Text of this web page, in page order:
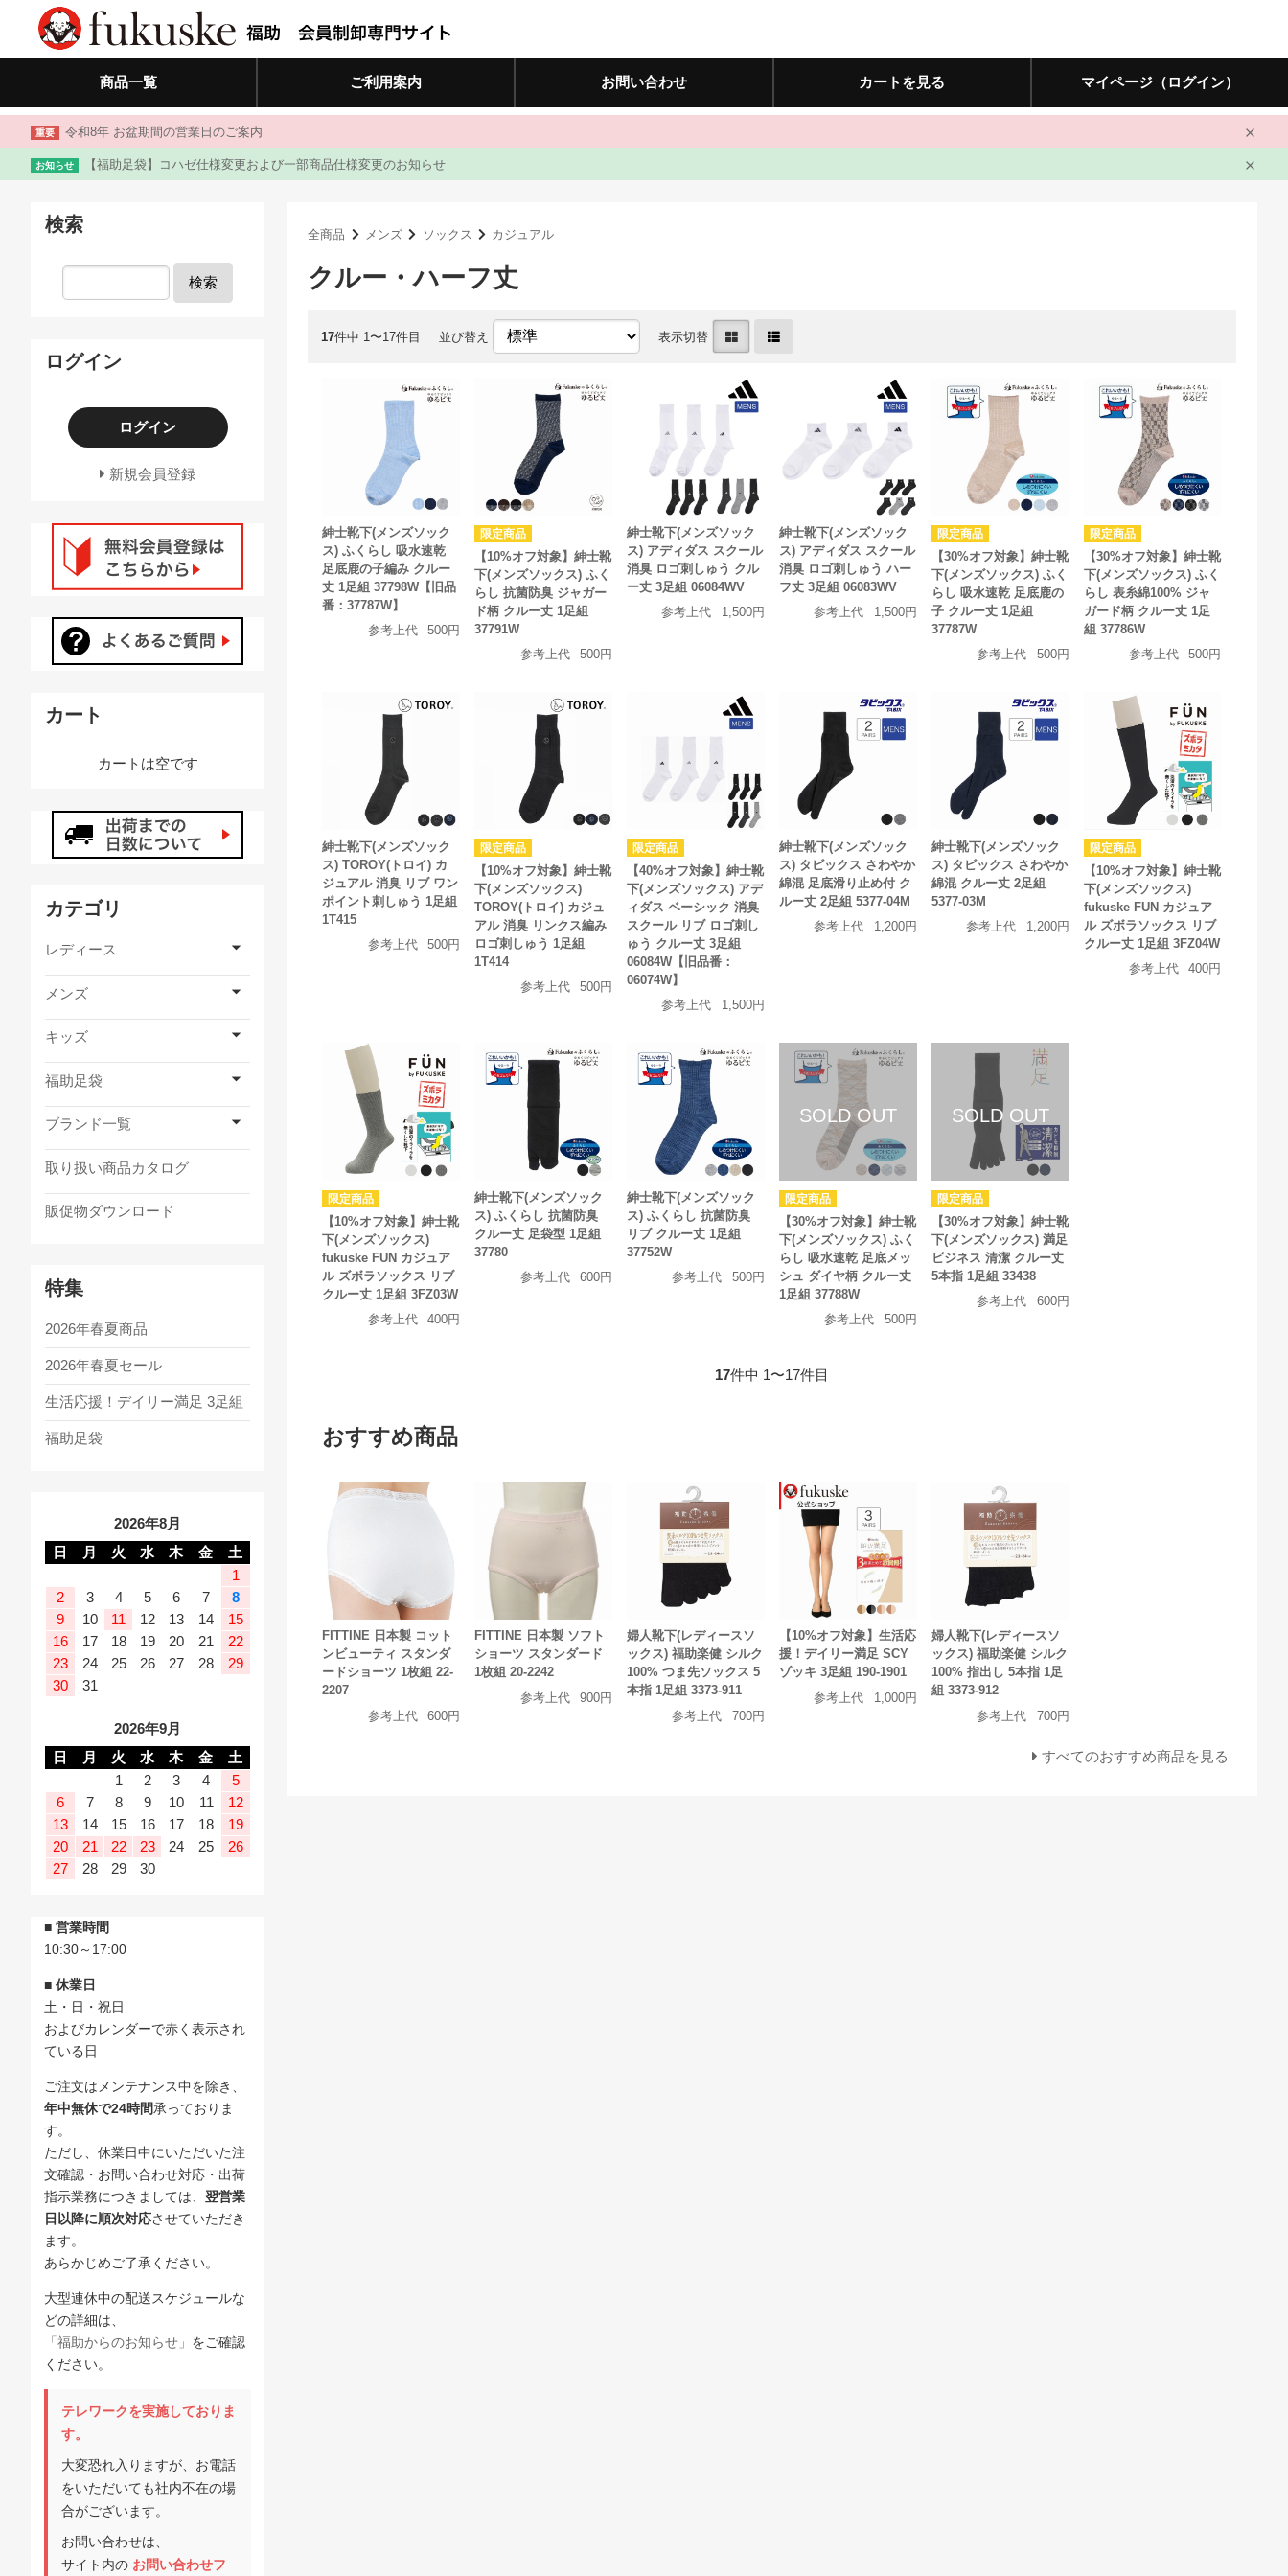
重要 令和8年 お盆期間の営業日のご案内
お知らせ 【福助足袋】コハゼ仕様変更および一部商品仕様変更のお知らせ
商品一覧 ご利用案内 お問い合わせ カートを見る マイページ（ログイン）
全商品 メンズ ソックス カジュアル
クルー・ハーフ丈
17件中 1〜17件目 並び替え 表示切替
紳士靴下(メンズソック
ス) ふくらし 吸水速乾
足底鹿の子編み クルー
丈 1足組 37798W【旧品
番：37787W】
参考上代
500円
【10%オフ対象】紳士靴
下(メンズソックス) ふく
らし 抗菌防臭 ジャガー
ド柄 クルー丈 1足組
37791W
参考上代
500円
紳士靴下(メンズソック
ス) アディダス スクール
消臭 ロゴ刺しゅう クル
ー丈 3足組 06084WV
参考上代
1,500円
紳士靴下(メンズソック
ス) アディダス スクール
消臭 ロゴ刺しゅう ハー
フ丈 3足組 06083WV
参考上代
1,500円
【30%オフ対象】紳士靴
下(メンズソックス) ふく
らし 吸水速乾 足底鹿の
子 クルー丈 1足組
37787W
参考上代
500円
【30%オフ対象】紳士靴
下(メンズソックス) ふく
らし 表糸綿100% ジャ
ガード柄 クルー丈 1足
組 37786W
参考上代
500円
紳士靴下(メンズソック
ス) TOROY(トロイ) カ
ジュアル 消臭 リブ ワン
ポイント刺しゅう 1足組
1T415
参考上代
500円
【10%オフ対象】紳士靴
下(メンズソックス)
TOROY(トロイ) カジュ
アル 消臭 リンクス編み
ロゴ刺しゅう 1足組
1T414
参考上代
500円
【40%オフ対象】紳士靴
下(メンズソックス) アデ
ィダス ベーシック 消臭
スクール リブ ロゴ刺し
ゅう クルー丈 3足組
06084W【旧品番：
06074W】
参考上代
1,500円
紳士靴下(メンズソック
ス) タビックス さわやか
綿混 足底滑り止め付 ク
ルー丈 2足組 5377-04M
参考上代
1,200円
紳士靴下(メンズソック
ス) タビックス さわやか
綿混 クルー丈 2足組
5377-03M
参考上代
1,200円
【10%オフ対象】紳士靴
下(メンズソックス)
fukuske FUN カジュア
ル ズボラソックス リブ
クルー丈 1足組 3FZ04W
参考上代
400円
【10%オフ対象】紳士靴
下(メンズソックス)
fukuske FUN カジュア
ル ズボラソックス リブ
クルー丈 1足組 3FZ03W
参考上代
400円
紳士靴下(メンズソック
ス) ふくらし 抗菌防臭
クルー丈 足袋型 1足組
37780
参考上代
600円
紳士靴下(メンズソック
ス) ふくらし 抗菌防臭
リブ クルー丈 1足組
37752W
参考上代
500円
【30%オフ対象】紳士靴
下(メンズソックス) ふく
らし 吸水速乾 足底メッ
シュ ダイヤ柄 クルー丈
1足組 37788W
参考上代
500円
【30%オフ対象】紳士靴
下(メンズソックス) 満足
ビジネス 清潔 クルー丈
5本指 1足組 33438
参考上代
600円
17件中 1〜17件目
おすすめ商品
FITTINE 日本製 コット
ンビューティ スタンダ
ードショーツ 1枚組 22-
2207
参考上代
600円
FITTINE 日本製 ソフト
ショーツ スタンダード
1枚組 20-2242
参考上代
900円
婦人靴下(レディースソ
ックス) 福助楽健 シルク
100% つま先ソックス 5
本指 1足組 3373-911
参考上代
700円
【10%オフ対象】生活応
援！デイリー満足 SCY
ゾッキ 3足組 190-1901
参考上代
1,000円
婦人靴下(レディースソ
ックス) 福助楽健 シルク
100% 指出し 5本指 1足
組 3373-912
参考上代
700円
すべてのおすすめ商品を見る
検索
検索
ログイン
ログイン
新規会員登録
カート
カートは空です
カテゴリ
レディース
メンズ
キッズ
福助足袋
ブランド一覧
取り扱い商品カタログ
販促物ダウンロード
特集
2026年春夏商品
2026年春夏セール
生活応援！デイリー満足 3足組
福助足袋
2026年8月
日
月 火 水 木 金
土
1
2
3 4 5 6 7
8
9
10 11 12 13 14
15
16
17 18 19 20 21
22
23
24 25 26 27 28
29
30
31
2026年9月
日
月 火 水 木 金
土
1
2 3 4
5
6
7 8 9 10 11
12
13
14 15 16 17 18
19
20
21 22 23 24 25
26
27
28 29 30
■ 営業時間
10:30～17:00
■ 休業日
土・日・祝日
およびカレンダーで赤く表示され
ている日
ご注文はメンテナンス中を除き、
年中無休で24時間承っておりま
す。
ただし、休業日中にいただいた注
文確認・お問い合わせ対応・出荷
指示業務につきましては、 翌営業
日以降に順次対応させていただき
ます。
あらかじめご了承ください。
大型連休中の配送スケジュールな
どの詳細は、
「福助からのお知らせ」 をご確認
ください。
テレワークを実施しておりま
す。
大変恐れ入りますが、お電話
をいただいても社内不在の場
合がございます。
お問い合わせは、
サイト内の お問い合わせフ